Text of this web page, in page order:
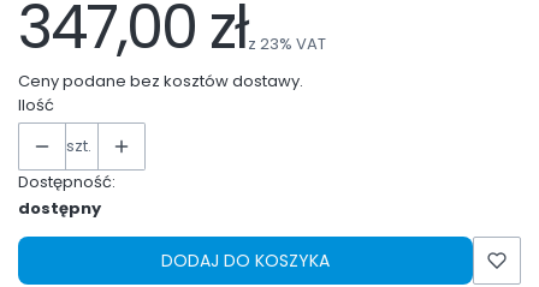
347,00 złz 23% VAT
Ceny podane bez kosztów dostawy.
Ilość
szt.
Dostępność:
dostępny
DODAJ DO KOSZYKA